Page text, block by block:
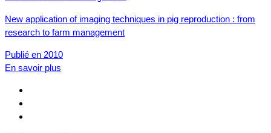
New application of imaging techniques in pig reproduction : from
research to farm management
Publié en 2010
En savoir plus